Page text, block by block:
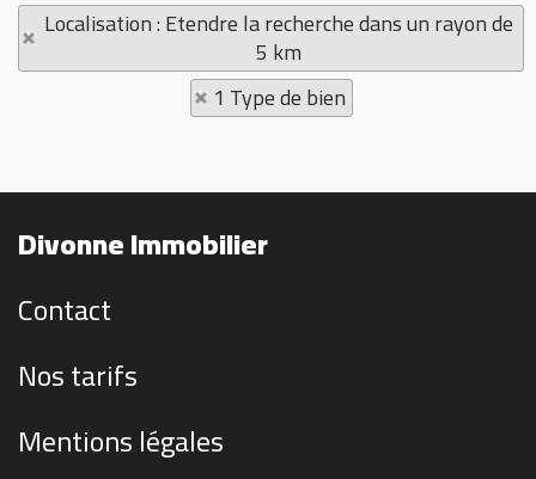
Localisation : Etendre la recherche dans un rayon de
5 km
1 Type de bien
Divonne Immobilier
Contact
Nos tarifs
Mentions légales